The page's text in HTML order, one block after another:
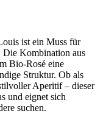
ist ein Muss für
Die Kombination aus
Bio-Rosé eine
Struktur. Ob als
Aperitif – dieser
und eignet sich
suchen.